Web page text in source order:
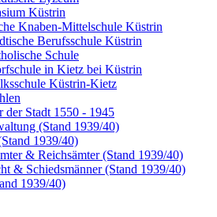
Küstrin
Knaben-Mittelschule Küstrin
Berufsschule Küstrin
Schule
in Kietz bei Küstrin
Küstrin-Kietz
der Stadt 1550 - 1945
(Stand 1939/40)
1939/40)
& Reichsämter (Stand 1939/40)
& Schiedsmänner (Stand 1939/40)
1939/40)